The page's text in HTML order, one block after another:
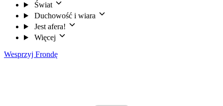
Świat
Duchowość i wiara
Jest afera!
Więcej
Wesprzyj Frondę